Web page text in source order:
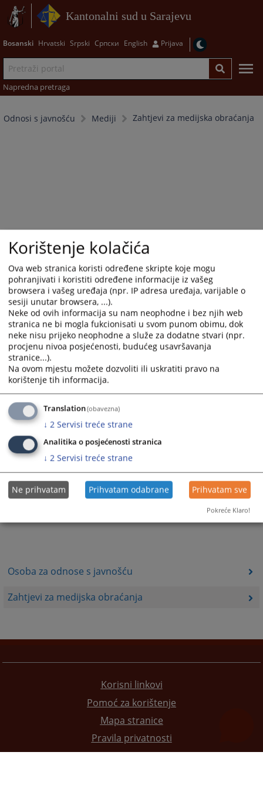
Kantonalni sud u Sarajevu
Bosanski Hrvatski Srpski Српски English Prijava
Napredna pretraga
Odnosi s javnošću Mediji Zahtjevi za medijska obraćanja
Osoba za odnose s javnošću
Zahtjevi za medijska obraćanja
Trenutno nema vijesti
Korisni linkovi
Pomoć za korištenje
Mapa stranice
Pravila privatnosti
Korištenje kolačića
Ova web stranica koristi određene skripte koje mogu
pohranjivati i koristiti određene informacije iz vašeg
browsera i vašeg uređaja (npr. IP adresa uređaja, varijable o
sesiji unutar browsera, ...).
Neke od ovih informacija su nam neophodne i bez njih web
stranica ne bi mogla fukcionisati u svom punom obimu, dok
neke nisu prijeko neophodne a služe za dodatne stvari (npr.
procjenu nivoa posjećenosti, budućeg usavršavanja
stranice...).
Na ovom mjestu možete dozvoliti ili uskratiti pravo na
korištenje tih informacija.
Translation(obavezna)
↓ 2 Servisi treće strane
Analitika o posjećenosti stranica
↓ 2 Servisi treće strane
Ne prihvatam Prihvatam odabrane Prihvatam sve
Pokreće Klaro!